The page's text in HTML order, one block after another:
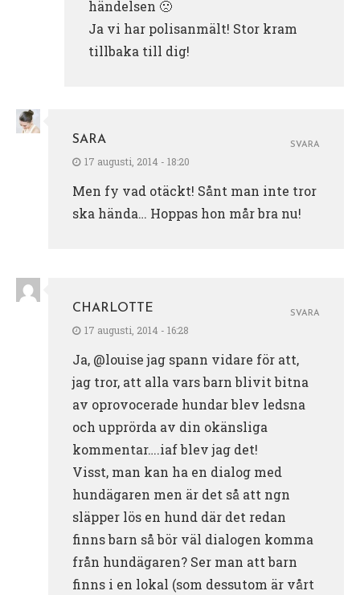
händelsen 🙁
Ja vi har polisanmält! Stor kram
tillbaka till dig!
SARA
17 augusti, 2014 - 18:20
Men fy vad otäckt! Sånt man inte tror
ska hända… Hoppas hon mår bra nu!
SVARA
CHARLOTTE
17 augusti, 2014 - 16:28
Ja, @louise jag spann vidare för att,
jag tror, att alla vars barn blivit bitna
av oprovocerade hundar blev ledsna
och upprörda av din okänsliga
kommentar….iaf blev jag det!
Visst, man kan ha en dialog med
hundägaren men är det så att ngn
släpper lös en hund där det redan
finns barn så bör väl dialogen komma
från hundägaren? Ser man att barn
finns i en lokal (som dessutom är vårt
SVARA